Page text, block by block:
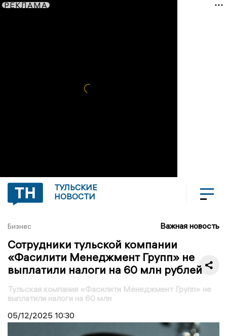
РЕКЛАМА
ТУЛЬСКИЕ
НОВОСТИ
Бизнес Важная новость
Сотрудники тульской компании
«Фасилити Менеджмент Групп» не
выплатили налоги на 60 млн рублей
Тульская компания «Фасилити Менеджмент Групп» не
выплатили налоги на 60 млн
05/12/2025 10:30